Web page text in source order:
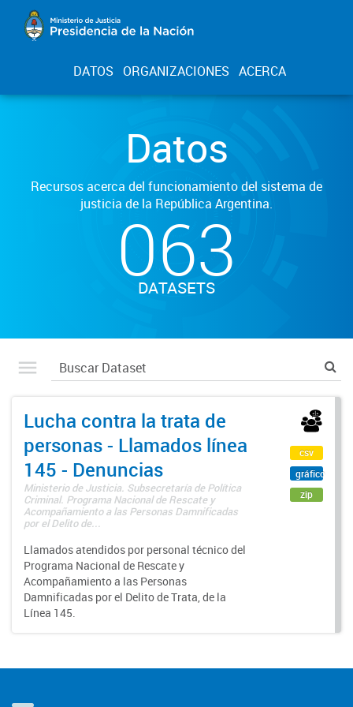
DATOS ORGANIZACIONES ACERCA
Datos
Recursos acerca del funcionamiento del sistema de
justicia de la República Argentina.
063
DATASETS
Lucha contra la trata de
personas - Llamados línea
145 - Denuncias
Ministerio de Justicia. Subsecretaría de Política
Criminal. Programa Nacional de Rescate y
Acompañamiento a las Personas Damnificadas
por el Delito de...
Llamados atendidos por personal técnico del
Programa Nacional de Rescate y
Acompañamiento a las Personas
Damnificadas por el Delito de Trata, de la
Línea 145.
csv
gráfico
zip